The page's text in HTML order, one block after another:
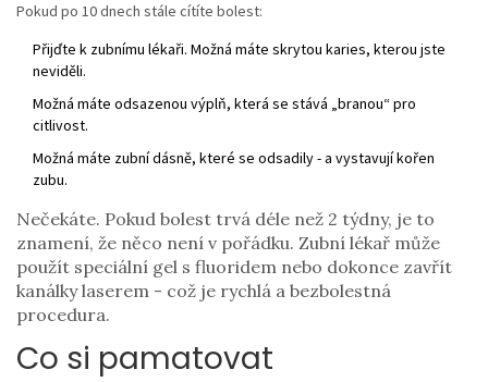
Pokud po 10 dnech stále cítíte bolest:
Přijďte k zubnímu lékaři. Možná máte skrytou karies, kterou jste
neviděli.
Možná máte odsazenou výplň, která se stává „branou“ pro
citlivost.
Možná máte zubní dásně, které se odsadily - a vystavují kořen
zubu.
Nečekáte. Pokud bolest trvá déle než 2 týdny, je to
znamení, že něco není v pořádku. Zubní lékař může
použít speciální gel s fluoridem nebo dokonce zavřít
kanálky laserem - což je rychlá a bezbolestná
procedura.
Co si pamatovat